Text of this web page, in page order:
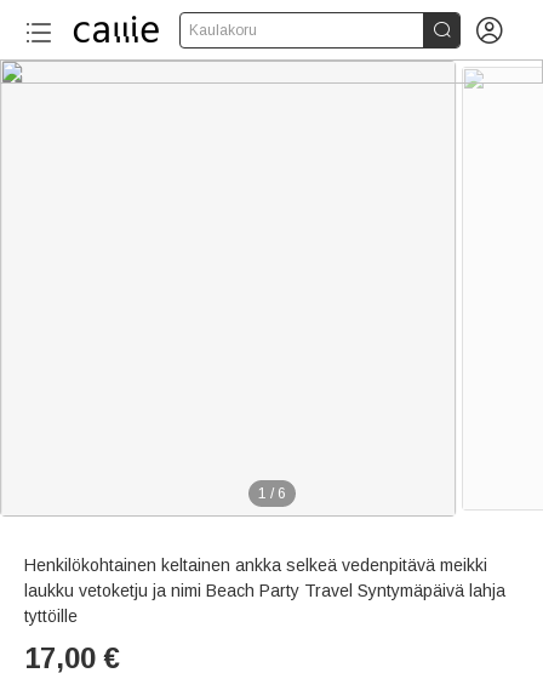
Kaulakoru  
1 / 6
Henkilökohtainen keltainen ankka selkeä vedenpitävä meikki
laukku vetoketju ja nimi Beach Party Travel Syntymäpäivä lahja
tyttöille
17,00 €